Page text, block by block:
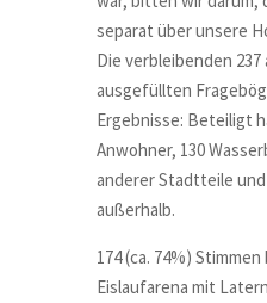
separat über unsere
Die verbleibenden
ausgefüllten
Ergebnisse: Beteiligt
Anwohner, 130
anderer Stadtteile
außerhalb.
174 (ca. 74%)
Eislaufarena mit